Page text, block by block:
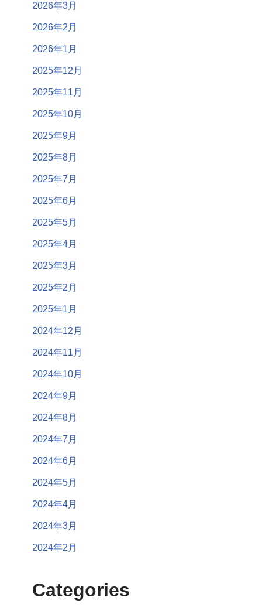
2026年3月
2026年2月
2026年1月
2025年12月
2025年11月
2025年10月
2025年9月
2025年8月
2025年7月
2025年6月
2025年5月
2025年4月
2025年3月
2025年2月
2025年1月
2024年12月
2024年11月
2024年10月
2024年9月
2024年8月
2024年7月
2024年6月
2024年5月
2024年4月
2024年3月
2024年2月
Categories